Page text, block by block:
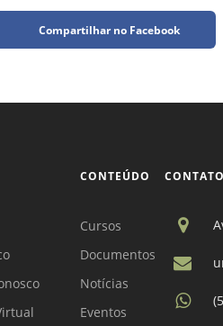
Compartilhar no Facebook
CONTEÚDO
Cursos
Documentos
Notícias
Eventos
CONTATO